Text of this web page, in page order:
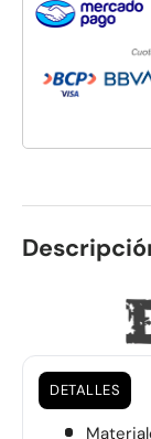
DETALLES